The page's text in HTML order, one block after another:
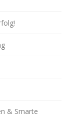
& Smarte